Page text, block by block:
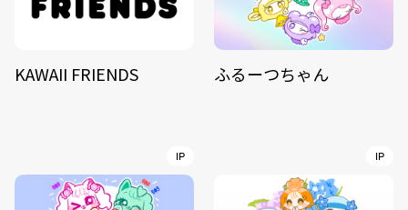
KAWAII FRIENDS ふるーつちゃん
IP IP